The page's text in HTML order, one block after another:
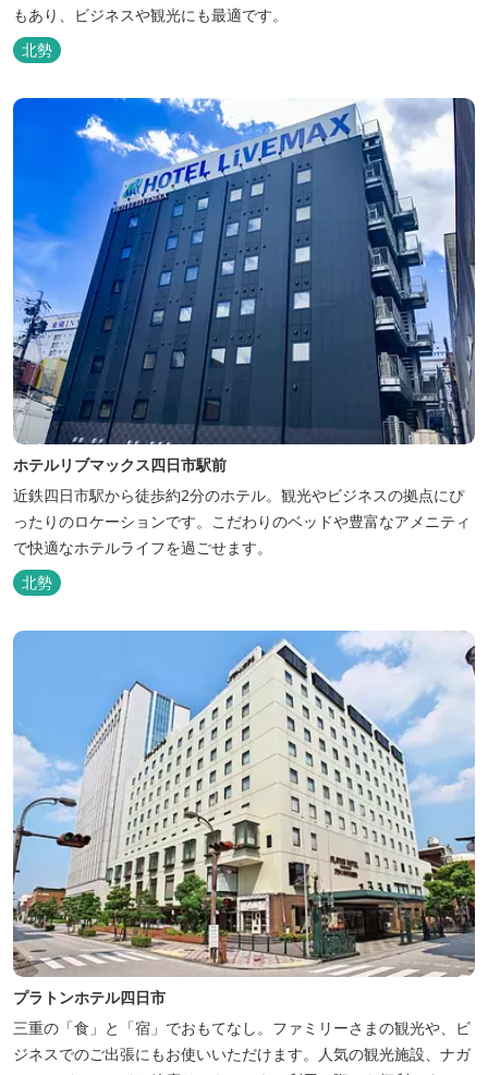
もあり、ビジネスや観光にも最適です。
北勢
ホテルリブマックス四日市駅前
近鉄四日市駅から徒歩約2分のホテル。観光やビジネスの拠点にぴ
ったりのロケーションです。こだわりのベッドや豊富なアメニティ
で快適なホテルライフを過ごせます。
北勢
プラトンホテル四日市
三重の「食」と「宿」でおもてなし。ファミリーさまの観光や、ビ
ジネスでのご出張にもお使いいただけます。人気の観光施設、ナガ